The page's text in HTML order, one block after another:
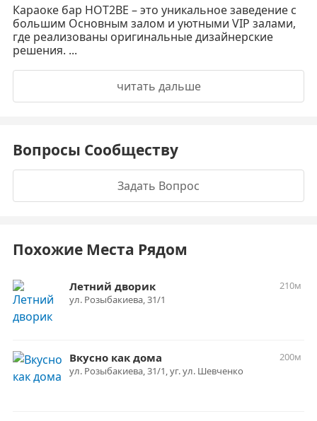
Караоке бар HOT2BE – это уникальное заведение с
большим Основным залом и уютными VIP залами,
где реализованы оригинальные дизайнерские
решения. ...
читать дальше
Вопросы Сообществу
Задать Вопрос
Похожие Места Рядом
Летний дворик
210м
ул. Розыбакиева, 31/1
Вкусно как дома
200м
ул. Розыбакиева, 31/1, уг. ул. Шевченко